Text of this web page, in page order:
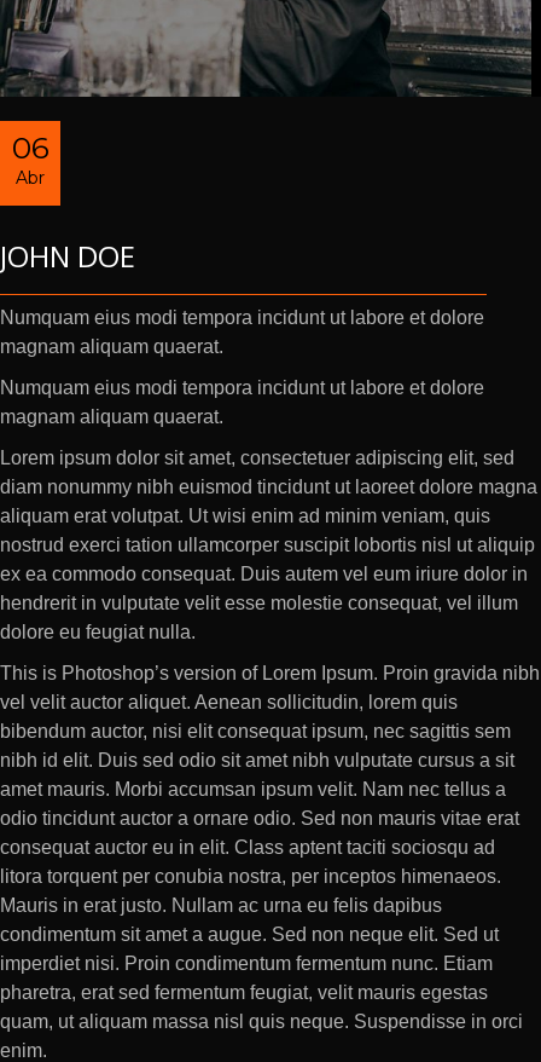
06
Abr
JOHN DOE
Numquam eius modi tempora incidunt ut labore et dolore
magnam aliquam quaerat.
Numquam eius modi tempora incidunt ut labore et dolore
magnam aliquam quaerat.
Lorem ipsum dolor sit amet, consectetuer adipiscing elit, sed
diam nonummy nibh euismod tincidunt ut laoreet dolore magna
aliquam erat volutpat. Ut wisi enim ad minim veniam, quis
nostrud exerci tation ullamcorper suscipit lobortis nisl ut aliquip
ex ea commodo consequat. Duis autem vel eum iriure dolor in
hendrerit in vulputate velit esse molestie consequat, vel illum
dolore eu feugiat nulla.
This is Photoshop’s version of Lorem Ipsum. Proin gravida nibh
vel velit auctor aliquet. Aenean sollicitudin, lorem quis
bibendum auctor, nisi elit consequat ipsum, nec sagittis sem
nibh id elit. Duis sed odio sit amet nibh vulputate cursus a sit
amet mauris. Morbi accumsan ipsum velit. Nam nec tellus a
odio tincidunt auctor a ornare odio. Sed non mauris vitae erat
consequat auctor eu in elit. Class aptent taciti sociosqu ad
litora torquent per conubia nostra, per inceptos himenaeos.
Mauris in erat justo. Nullam ac urna eu felis dapibus
condimentum sit amet a augue. Sed non neque elit. Sed ut
imperdiet nisi. Proin condimentum fermentum nunc. Etiam
pharetra, erat sed fermentum feugiat, velit mauris egestas
quam, ut aliquam massa nisl quis neque. Suspendisse in orci
enim.